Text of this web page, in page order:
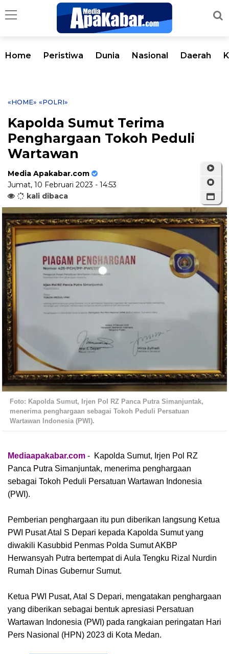
Home Peristiwa Dunia Nasional Daerah
«HOME» «POLRI»
Kapolda Sumut Terima
Penghargaan Tokoh Peduli
Wartawan
Media Apakabar.com
Jumat, 10 Februari 2023 - 14:53
kali dibaca
Foto: Kapolda Sumut, Irjen Pol RZ Panca Putra Simanjuntak,
menerima penghargaan sebagai Tokoh Peduli Persatuan
Wartawan Indonesia (PWI).
Mediaapakabar.com - Kapolda Sumut, Irjen Pol RZ
Panca Putra Simanjuntak, menerima penghargaan
sebagai Tokoh Peduli Persatuan Wartawan Indonesia
(PWI).
Pemberian penghargaan itu pun diberikan langsung Ketua
PWI Pusat Atal S Depari kepada Kapolda Sumut yang
diwakili Kasubbid Penmas Polda Sumut AKBP
Herwansyah Putra bertempat di Aula Tengku Rizal Nurdin
Rumah Dinas Gubernur Sumut.
Ketua PWI Pusat, Atal S Depari, mengatakan penghargaan
yang diberikan sebagai bentuk apresiasi Persatuan
Wartawan Indonesia (PWI) pada rangkaian peringatan Hari
Pers Nasional (HPN) 2023 di Kota Medan.